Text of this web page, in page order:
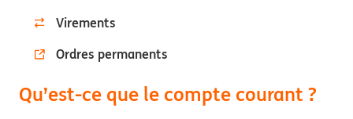
Virements
Ordres permanents
Qu’est-ce que le compte courant ?